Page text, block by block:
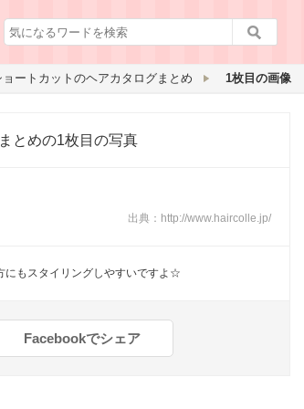
ートカットのヘアカタログまとめ 1枚目の画像
とめの1枚目の写真
出典： http://www.haircolle.jp/
にもスタイリングしやすいですよ☆
Facebookでシェア